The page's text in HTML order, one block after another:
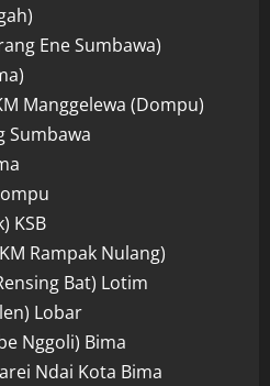
Ene Sumbawa)
Manggelewa (Dompu)
Sumbawa
KSB
Rampak Nulang)
Bat) Lotim
Lobar
Nggoli) Bima
Ndai Kota Bima